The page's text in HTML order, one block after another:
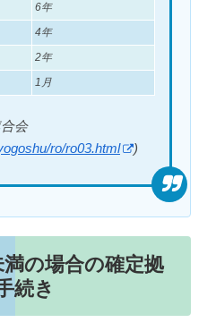
6年
4年
2年
1月
合会
ro/ro03.html
)
の場合の確定拠
続き